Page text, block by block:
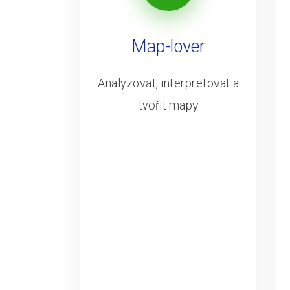
Map-lover
Analyzovat, interpretovat a
tvořit mapy